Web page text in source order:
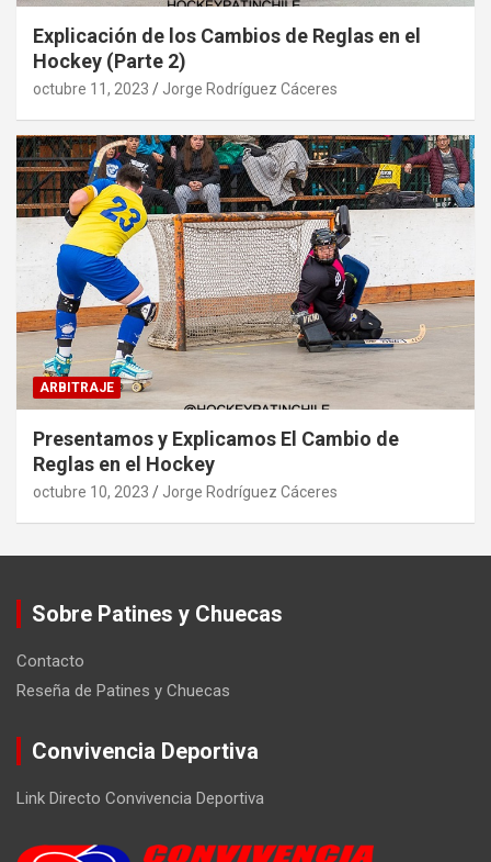
Explicación de los Cambios de Reglas en el
Hockey (Parte 2)
octubre 11, 2023 Jorge Rodríguez Cáceres
ARBITRAJE
Presentamos y Explicamos El Cambio de
Reglas en el Hockey
octubre 10, 2023 Jorge Rodríguez Cáceres
Sobre Patines y Chuecas
Contacto
Reseña de Patines y Chuecas
Convivencia Deportiva
Link Directo Convivencia Deportiva